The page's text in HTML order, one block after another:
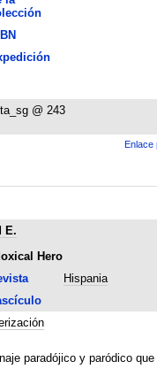
@ 243
Enlace
E.
Hero
Hispania
paradójico y paródico